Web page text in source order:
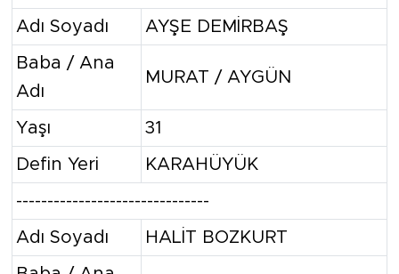
Adı Soyadı AYŞE DEMİRBAŞ
Baba / Ana
Adı
MURAT / AYGÜN
Yaşı 31
Defin Yeri KARAHÜYÜK
-------------------------------
Adı Soyadı HALİT BOZKURT